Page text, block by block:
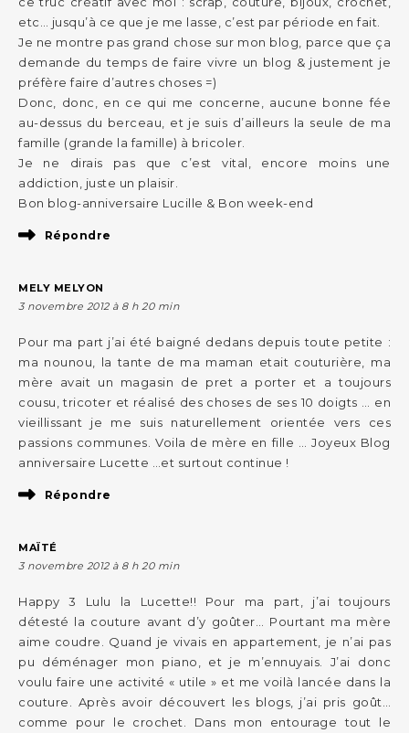
etc… jusqu’à ce que je me lasse, c’est par période en fait.
Je ne montre pas grand chose sur mon blog, parce que ça
demande du temps de faire vivre un blog & justement je
préfère faire d’autres choses =)
Donc, donc, en ce qui me concerne, aucune bonne fée
au-dessus du berceau, et je suis d’ailleurs la seule de ma
famille (grande la famille) à bricoler.
Je ne dirais pas que c’est vital, encore moins une
addiction, juste un plaisir.
Bon blog-anniversaire Lucille & Bon week-end
Répondre
MELY MELYON
3 novembre 2012 à 8 h 20 min
Pour ma part j’ai été baigné dedans depuis toute petite :
ma nounou, la tante de ma maman etait couturière, ma
mère avait un magasin de pret a porter et a toujours
cousu, tricoter et réalisé des choses de ses 10 doigts … en
vieillissant je me suis naturellement orientée vers ces
passions communes. Voila de mère en fille … Joyeux Blog
anniversaire Lucette …et surtout continue !
Répondre
MAÏTÉ
3 novembre 2012 à 8 h 20 min
Happy 3 Lulu la Lucette!! Pour ma part, j’ai toujours
détesté la couture avant d’y goûter… Pourtant ma mère
aime coudre. Quand je vivais en appartement, je n’ai pas
pu déménager mon piano, et je m’ennuyais. J’ai donc
voulu faire une activité « utile » et me voilà lancée dans la
couture. Après avoir découvert les blogs, j’ai pris goût…
comme pour le crochet. Dans mon entourage tout le